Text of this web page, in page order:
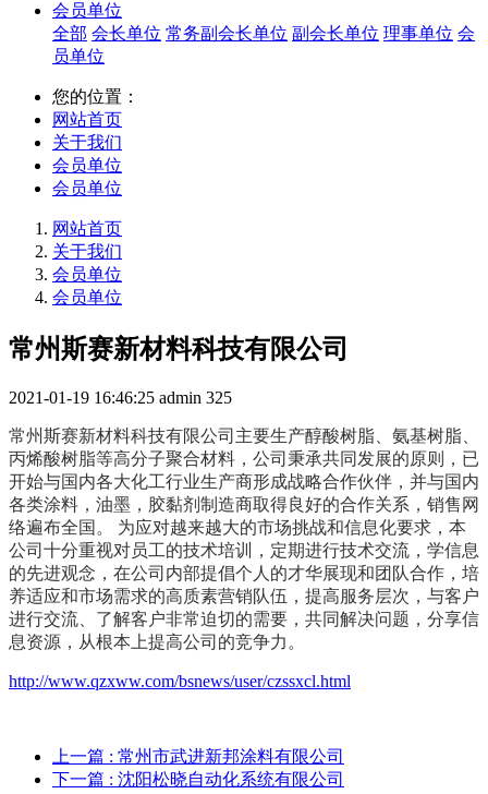
会员单位
全部 会长单位 常务副会长单位 副会长单位 理事单位 会
员单位
您的位置：
网站首页
关于我们
会员单位
会员单位
网站首页
关于我们
会员单位
会员单位
常州斯赛新材料科技有限公司
2021-01-19 16:46:25 admin 325
常州斯赛新材料科技有限公司主要生产醇酸树脂、氨基树脂、
丙烯酸树脂等高分子聚合材料，公司秉承共同发展的原则，已
开始与国内各大化工行业生产商形成战略合作伙伴，并与国内
各类涂料，油墨，胶黏剂制造商取得良好的合作关系，销售网
络遍布全国。 为应对越来越大的市场挑战和信息化要求，本
公司十分重视对员工的技术培训，定期进行技术交流，学信息
的先进观念，在公司内部提倡个人的才华展现和团队合作，培
养适应和市场需求的高质素营销队伍，提高服务层次，与客户
进行交流、了解客户非常迫切的需要，共同解决问题，分享信
息资源，从根本上提高公司的竞争力。
http://www.qzxww.com/bsnews/user/czssxcl.html
上一篇 : 常州市武进新邦涂料有限公司
下一篇 : 沈阳松晓自动化系统有限公司